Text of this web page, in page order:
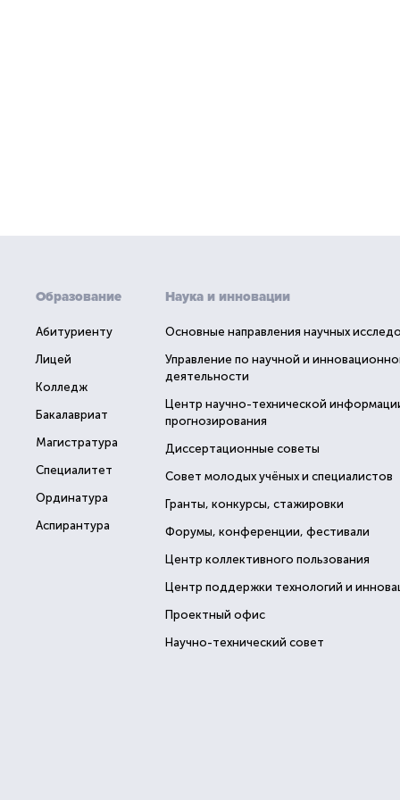
Образование
Абитуриенту
Лицей
Колледж
Бакалавриат
Магистратура
Специалитет
Ординатура
Аспирантура
Наука и инновации
Основные направления научных
Управление по научной и
деятельности
Центр научно-технической
прогнозирования
Диссертационные советы
Совет молодых учёных и специалистов
Гранты, конкурсы, стажировки
Форумы, конференции, фестивали
Центр коллективного пользования
Центр поддержки технологий и
Проектный офис
Научно-технический совет